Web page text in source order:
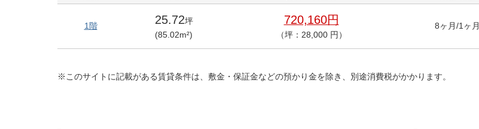
1階 25.72坪
(85.02m²)
720,160円
（坪：28,000 円）
8ヶ月/1ヶ月
※このサイトに記載がある賃貸条件は、敷金・保証金などの預かり金を除き、別途消費税がかかります。